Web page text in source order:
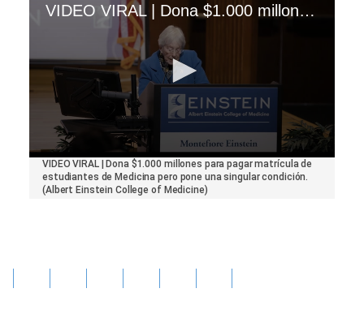
VIDEO VIRAL | Dona $1.000 millones para pagar matrícula de estudiantes de Medicina pero pone una singular condición. (Albert Einstein College of Medicine)
seconds
VIDEO VIRAL | Dona $1.000 millones para pagar matrícula de
estudiantes de Medicina pero pone una singular condición.
(Albert Einstein College of Medicine)